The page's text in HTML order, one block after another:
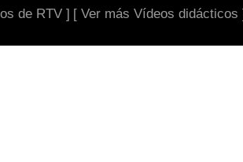
de RTV ] [ Ver más Vídeos didácticos